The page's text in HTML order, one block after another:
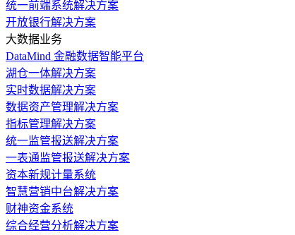
统一前端系统解决方案
开放银行解决方案
大数据业务
DataMind 金融数据智能平台
湖仓一体解决方案
实时数据解决方案
数据资产管理解决方案
指标管理解决方案
统一监管报送解决方案
一表通监管报送解决方案
资本新规计量系统
智慧营销中台解决方案
财神资金系统
综合经营分析解决方案